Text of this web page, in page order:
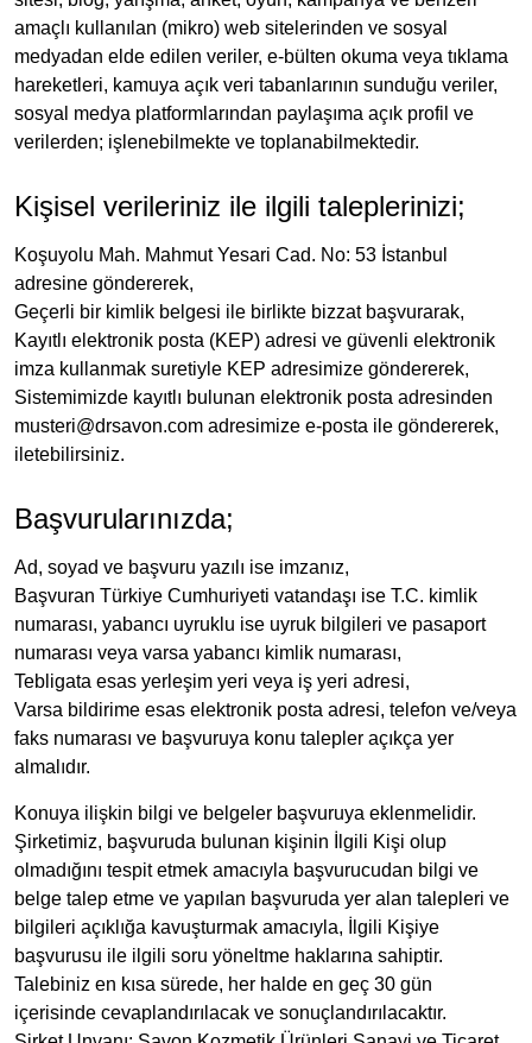
amaçlı kullanılan (mikro) web sitelerinden ve sosyal
medyadan elde edilen veriler, e-bülten okuma veya tıklama
hareketleri, kamuya açık veri tabanlarının sunduğu veriler,
sosyal medya platformlarından paylaşıma açık profil ve
verilerden; işlenebilmekte ve toplanabilmektedir.
Kişisel verileriniz ile ilgili taleplerinizi;
Koşuyolu Mah. Mahmut Yesari Cad. No: 53 İstanbul
adresine göndererek,
Geçerli bir kimlik belgesi ile birlikte bizzat başvurarak,
Kayıtlı elektronik posta (KEP) adresi ve güvenli elektronik
imza kullanmak suretiyle KEP adresimize göndererek,
Sistemimizde kayıtlı bulunan elektronik posta adresinden
musteri@drsavon.com adresimize e-posta ile göndererek,
iletebilirsiniz.
Başvurularınızda;
Ad, soyad ve başvuru yazılı ise imzanız,
Başvuran Türkiye Cumhuriyeti vatandaşı ise T.C. kimlik
numarası, yabancı uyruklu ise uyruk bilgileri ve pasaport
numarası veya varsa yabancı kimlik numarası,
Tebligata esas yerleşim yeri veya iş yeri adresi,
Varsa bildirime esas elektronik posta adresi, telefon ve/veya
faks numarası ve başvuruya konu talepler açıkça yer
almalıdır.
Konuya ilişkin bilgi ve belgeler başvuruya eklenmelidir.
Şirketimiz, başvuruda bulunan kişinin İlgili Kişi olup
olmadığını tespit etmek amacıyla başvurucudan bilgi ve
belge talep etme ve yapılan başvuruda yer alan talepleri ve
bilgileri açıklığa kavuşturmak amacıyla, İlgili Kişiye
başvurusu ile ilgili soru yöneltme haklarına sahiptir.
Talebiniz en kısa sürede, her halde en geç 30 gün
içerisinde cevaplandırılacak ve sonuçlandırılacaktır.